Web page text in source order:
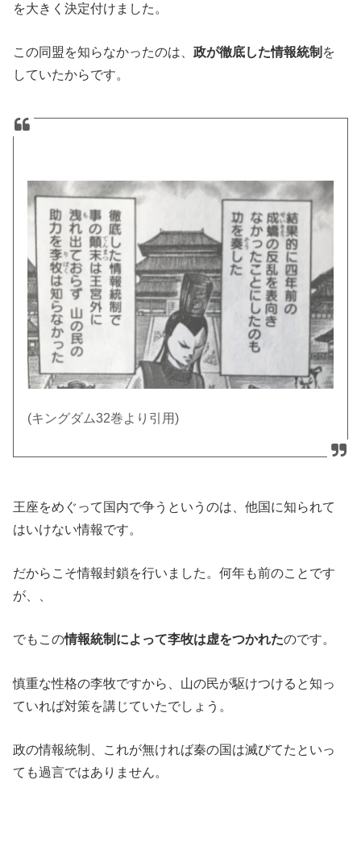
を大きく決定付けました。
この同盟を知らなかったのは、政が徹底した情報統制 を
していたからです。
(キングダム32巻より引用)
王座をめぐって国内で争うというのは、他国に知られて
はいけない情報です。
だからこそ情報封鎖を行いました。何年も前のことです
が、、
でもこの情報統制によって李牧は虚をつかれたのです。
慎重な性格の李牧ですから、山の民が駆けつけると知っ
ていれば対策を講じていたでしょう。
政の情報統制、これが無ければ秦の国は滅びてたといっ
ても過言ではありません。